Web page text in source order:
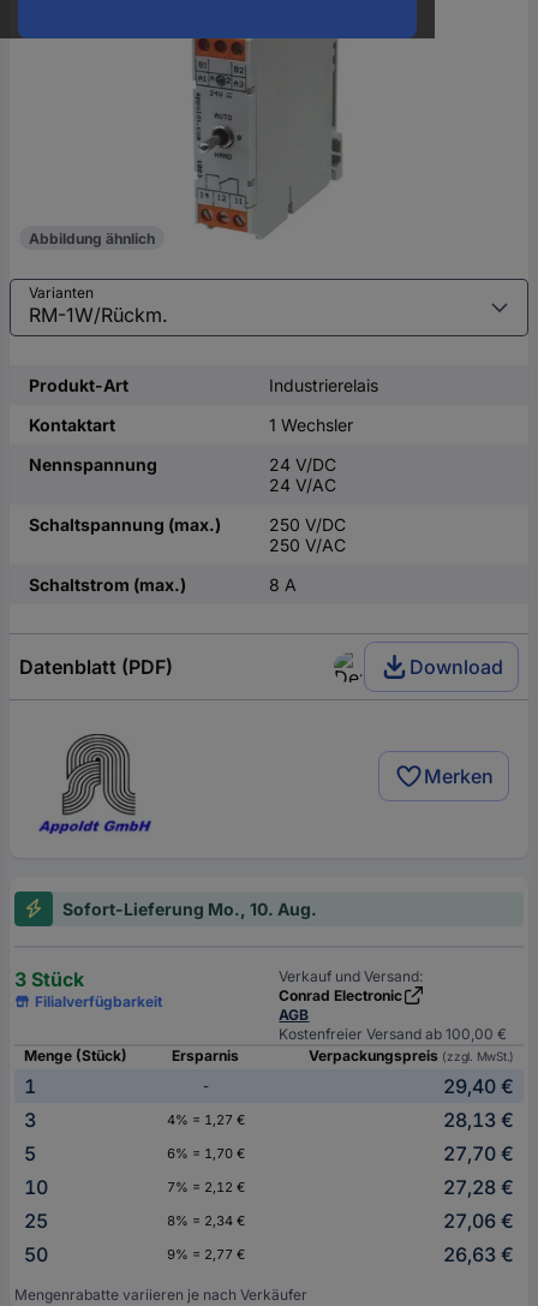
Abbildung ähnlich
Varianten
Produkt-Art
Industrierelais
Kontaktart
1 Wechsler
Nennspannung
24 V/DC
24 V/AC
Schaltspannung (max.)
250 V/DC
250 V/AC
Schaltstrom (max.)
8 A
Datenblatt (PDF) Download
Merken
Sofort-Lieferung Mo., 10. Aug.
3 Stück
Filialverfügbarkeit
Verkauf und Versand:
Conrad Electronic
AGB
Kostenfreier Versand ab 100,00 €
Menge (Stück)
Ersparnis Verpackungspreis (zzgl. MwSt.)
1 -
29,40 €
3
4% = 1,27 €
28,13 €
5
6% = 1,70 €
27,70 €
10
7% = 2,12 €
27,28 €
25
8% = 2,34 €
27,06 €
50
9% = 2,77 € 26,63 €
Mengenrabatte variieren je nach Verkäufer